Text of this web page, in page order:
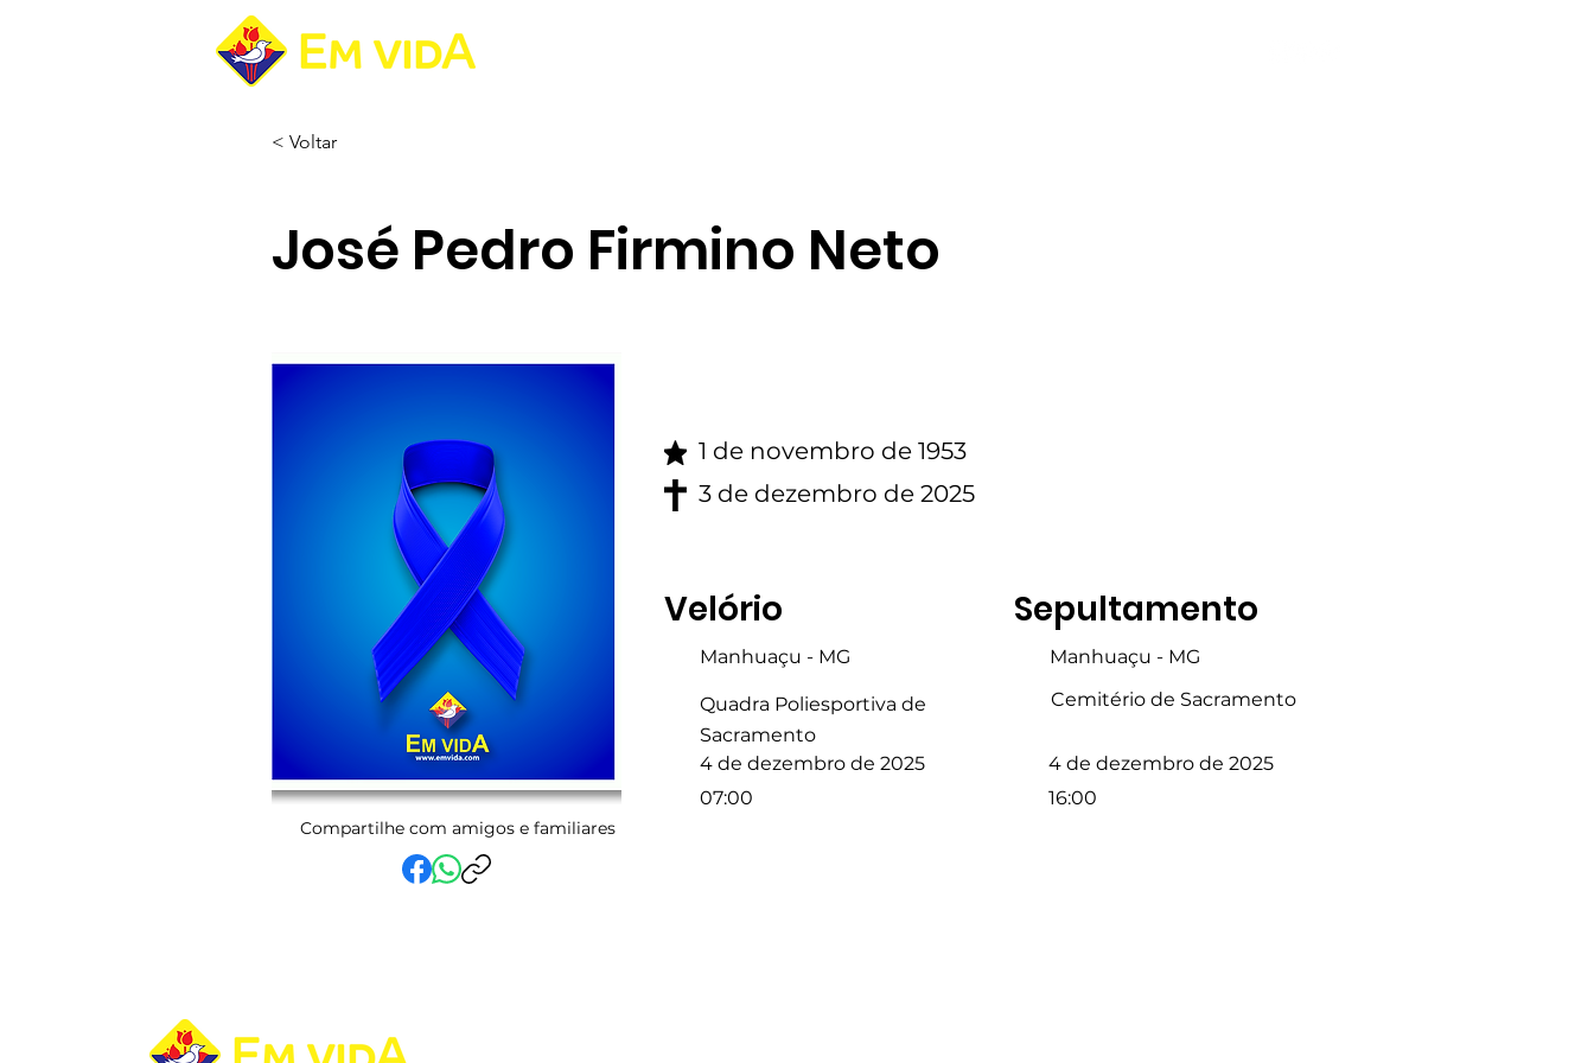
< Voltar
José Pedro Firmino Neto
Compartilhe com amigos e familiares
1 de novembro de 1953
3 de dezembro de 2025
Velório
Manhuaçu - MG
Quadra Poliesportiva de
Sacramento
4 de dezembro de 2025
07:00
Sepultamento
Manhuaçu - MG
Cemitério de Sacramento
4 de dezembro de 2025
16:00